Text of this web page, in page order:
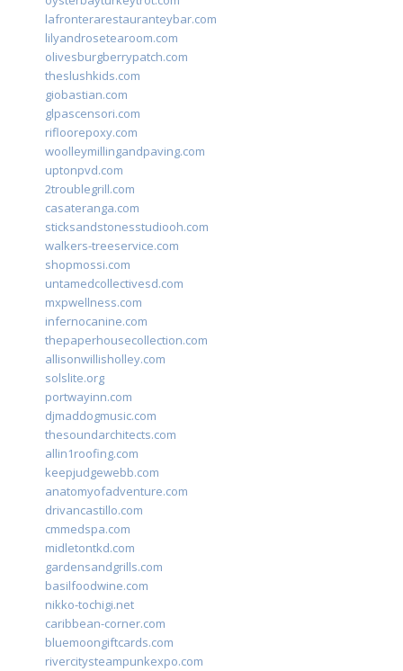
lafronterarestauranteybar.com
lilyandrosetearoom.com
olivesburgberrypatch.com
theslushkids.com
giobastian.com
glpascensori.com
rifloorepoxy.com
woolleymillingandpaving.com
uptonpvd.com
2troublegrill.com
casateranga.com
sticksandstonesstudiooh.com
walkers-treeservice.com
shopmossi.com
untamedcollectivesd.com
mxpwellness.com
infernocanine.com
thepaperhousecollection.com
allisonwillisholley.com
solslite.org
portwayinn.com
djmaddogmusic.com
thesoundarchitects.com
allin1roofing.com
keepjudgewebb.com
anatomyofadventure.com
drivancastillo.com
cmmedspa.com
midletontkd.com
gardensandgrills.com
basilfoodwine.com
nikko-tochigi.net
caribbean-corner.com
bluemoongiftcards.com
rivercitysteampunkexpo.com